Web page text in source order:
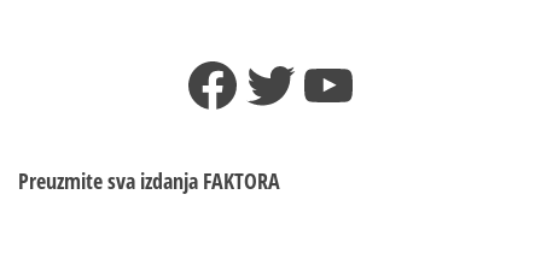
Facebook
TwitterYouTube
Preuzmite sva izdanja FAKTORA